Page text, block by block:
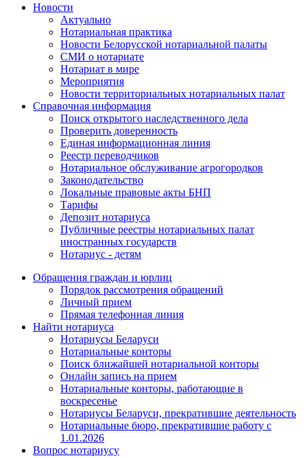
Новости
Актуально
Нотариальная практика
Новости Белорусской нотариальной палаты
СМИ о нотариате
Нотариат в мире
Мероприятия
Новости территориальных нотариальных палат
Справочная информация
Поиск открытого наследственного дела
Проверить доверенность
Единая информационная линия
Реестр переводчиков
Нотариальное обслуживание агрогородков
Законодательство
Локальные правовые акты БНП
Тарифы
Депозит нотариуса
Публичные реестры нотариальных палат
иностранных государств
Нотариус - детям
Обращения граждан и юрлиц
Порядок рассмотрения обращений
Личный прием
Прямая телефонная линия
Найти нотариуса
Нотариусы Беларуси
Нотариальные конторы
Поиск ближайшей нотариальной конторы
Онлайн запись на прием
Нотариальные конторы, работающие в
воскресенье
Нотариусы Беларуси, прекратившие деятельность
Нотариальные бюро, прекратившие работу с
1.01.2026
Вопрос нотариусу